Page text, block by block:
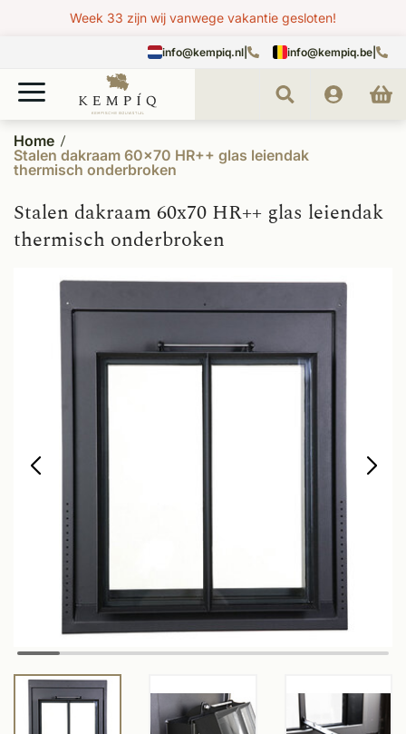
Week 33 zijn wij vanwege vakantie gesloten!
info@kempiq.nl info@kempiq.be
Home
Stalen dakraam 60x70 HR++ glas leiendak
thermisch onderbroken
Stalen dakraam 60x70 HR++ glas leiendak
thermisch onderbroken